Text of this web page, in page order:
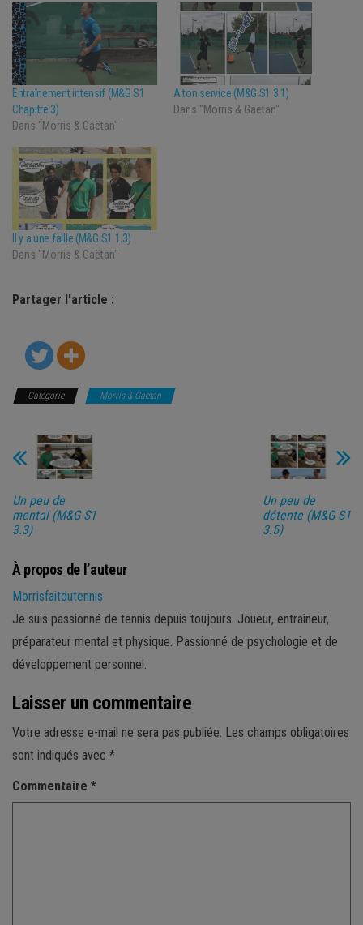
Entraînement intensif (M&G S1
Chapitre 3)
Dans "Morris & Gaëtan"
A ton service (M&G S1 3.1)
Dans "Morris & Gaëtan"
Il y a une faille (M&G S1 1.3)
Dans "Morris & Gaëtan"
Partager l'article :
Catégorie Morris & Gaëtan
Un peu de
mental (M&G S1
3.3)
Un peu de
détente (M&G S1
3.5)
À propos de l’auteur
Morrisfaitdutennis
Je suis passionné de tennis depuis toujours. Joueur, entraîneur,
préparateur mental et physique. Passionné de psychologie et de
développement personnel.
Laisser un commentaire
Votre adresse e-mail ne sera pas publiée. Les champs obligatoires
sont indiqués avec *
Commentaire *